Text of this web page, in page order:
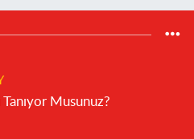
Tanıyor Musunuz?